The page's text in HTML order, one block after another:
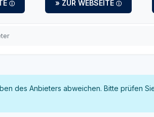
» ZUR WEBSEITE
des Anbieters abweichen. Bitte prüfen